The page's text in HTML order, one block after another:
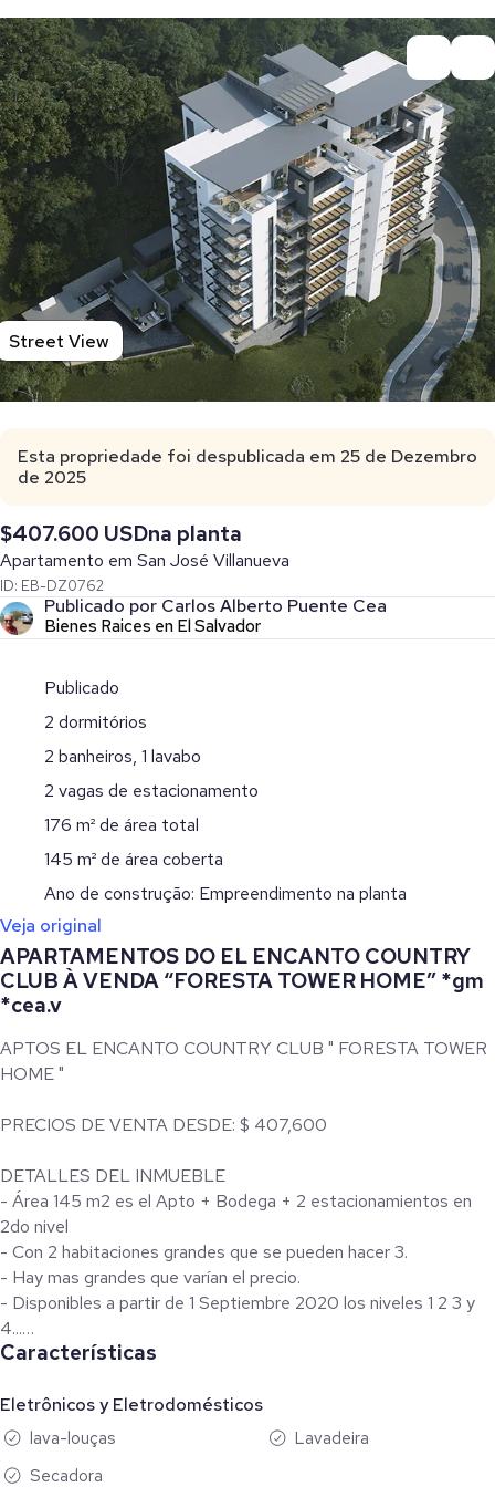
Street View
Esta propriedade foi despublicada em 25 de Dezembro
de 2025
$407.600 USDna planta
Apartamento em San José Villanueva
ID: EB-DZ0762
Publicado por Carlos Alberto Puente Cea
Bienes Raices en El Salvador
Publicado
2 dormitórios
2 banheiros, 1 lavabo
2 vagas de estacionamento
176 m² de área total
145 m² de área coberta
Ano de construção: Empreendimento na planta
Veja original
APARTAMENTOS DO EL ENCANTO COUNTRY
CLUB À VENDA “FORESTA TOWER HOME” *gm
*cea.v
APTOS EL ENCANTO COUNTRY CLUB " FORESTA TOWER
HOME "
PRECIOS DE VENTA DESDE: $ 407,600
DETALLES DEL INMUEBLE
- Área 145 m2 es el Apto + Bodega + 2 estacionamientos en
2do nivel
- Con 2 habitaciones grandes que se pueden hacer 3.
- Hay mas grandes que varían el precio.
- Disponibles a partir de 1 Septiembre 2020 los niveles 1 2 3 y
4...
Bienvenidos a Foresta Tower Home ubicada en El encanto
Country Club te ofrece la posibilidad de vivir en un ambiente
moderno y lujoso rodeado de maravillas naturales un edificio de
8 niveles 4 modelos de apartamentos dos penthouse 43
Características
Eletrônicos y Eletrodomésticos
lava-louças
Lavadeira
Secadora